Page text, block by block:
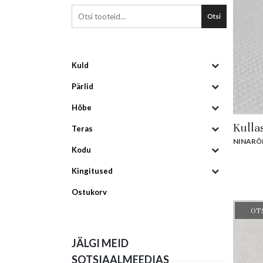
Otsi
Kuld
Pärlid
Hõbe
Teras
Kodu
Kingitused
Ostukorv
JÄLGI MEID
SOTSIAALMEEDIAS